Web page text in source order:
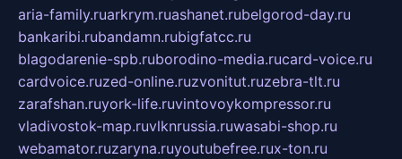
aria-family.ruarkrym.ruashanet.rubelgorod-day.ru
bankaribi.rubandamn.rubigfatcc.ru
blagodarenie-spb.ruborodino-media.rucard-voice.ru
cardvoice.ruzed-online.ruzvonitut.ruzebra-tlt.ru
zarafshan.ruyork-life.ruvintovoykompressor.ru
vladivostok-map.ruvlknrussia.ruwasabi-shop.ru
webamator.ruzaryna.ruyoutubefree.rux-ton.ru